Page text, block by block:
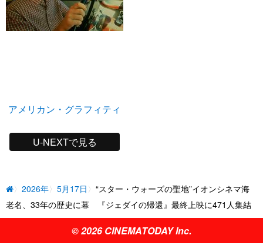
アメリカン・グラフィティ
U-NEXTで見る
2026年 5月17日
“スター・ウォーズの聖地”イオンシネマ海
老名、33年の歴史に幕 『ジェダイの帰還』最終上映に471人集結
© 2026 CINEMATODAY Inc.